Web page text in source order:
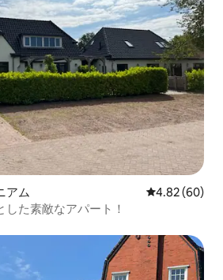
アム レビュー60
4.82 (60)
た素敵なアパート！